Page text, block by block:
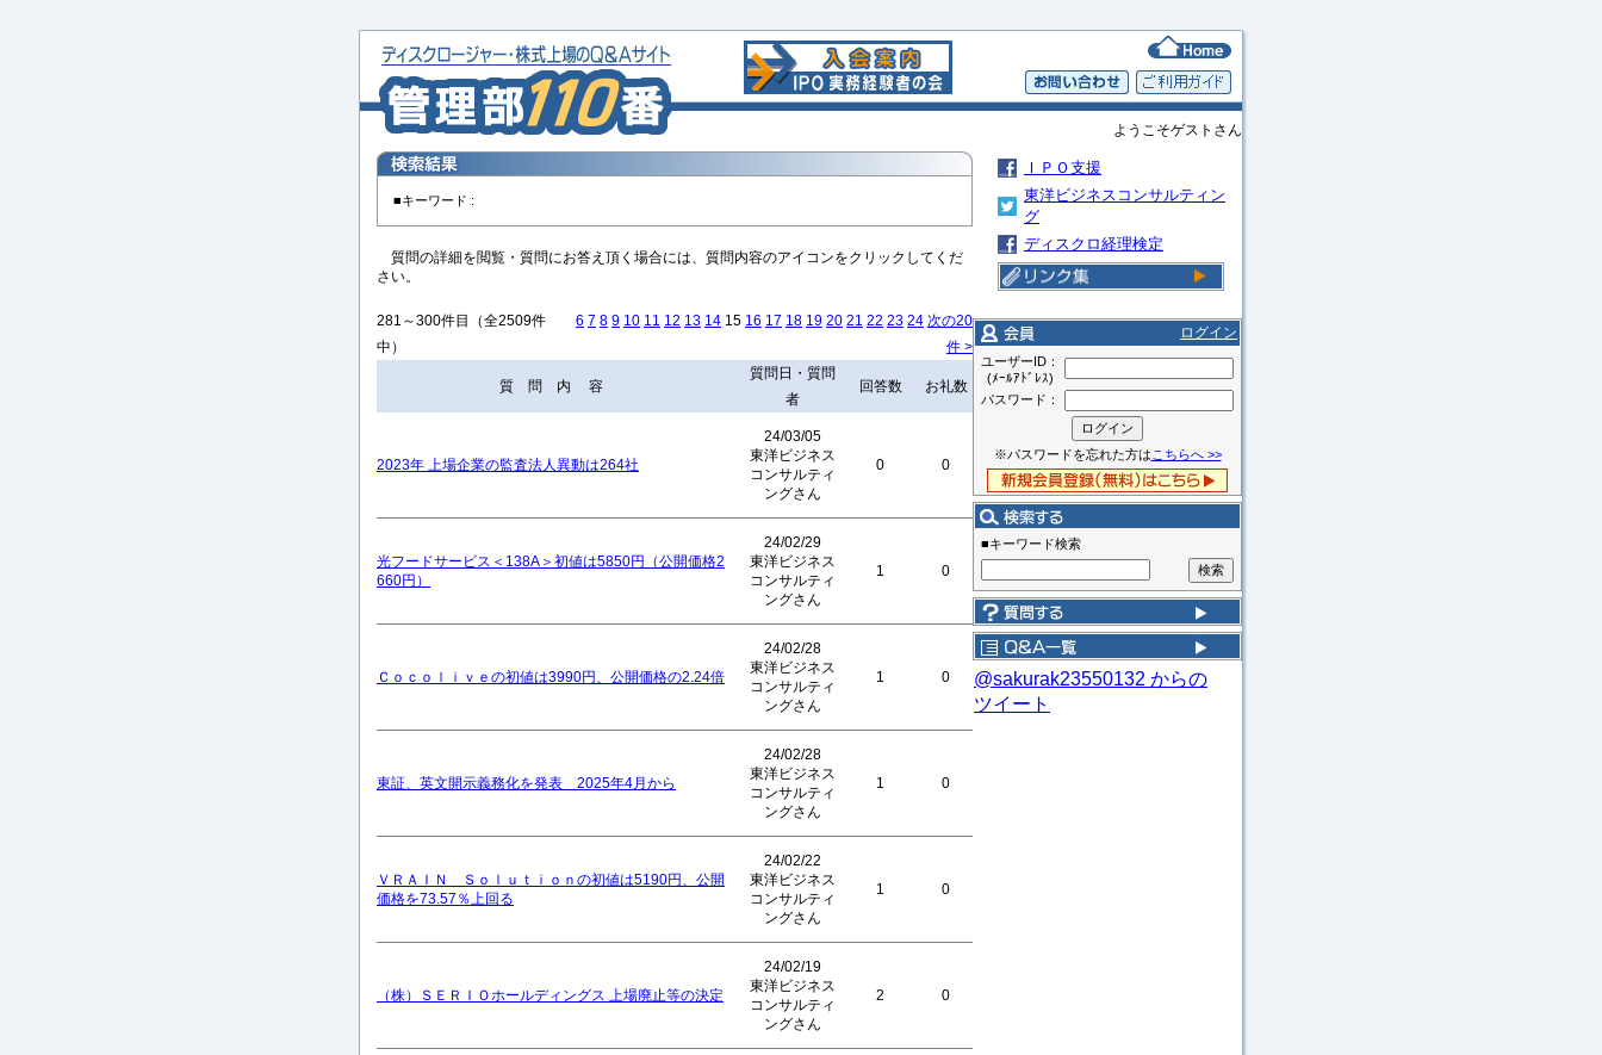
ようこそゲストさん
■キーワード :
質問の詳細を閲覧・質問にお答え頂く場合には、質問内容のアイコンをクリックしてくだ
さい。
281～300件目（全2509件
中）
6 7 8 9 10 11 12 13 14 15 16 17 18 19 20 21 22 23 24 次の20
件 >
質 問 内 容
質問日・質問
者
回答数 お礼数
2023年 上場企業の監査法人異動は264社
24/03/05
東洋ビジネス
コンサルティ
ングさん
0 0
光フードサービス＜138A＞初値は5850円（公開価格2
660円）
24/02/29
東洋ビジネス
コンサルティ
ングさん
1 0
Ｃｏｃｏｌｉｖｅの初値は3990円、公開価格の2.24倍
24/02/28
東洋ビジネス
コンサルティ
ングさん
1 0
東証、英文開示義務化を発表 2025年4月から
24/02/28
東洋ビジネス
コンサルティ
ングさん
1 0
ＶＲＡＩＮ Ｓｏｌｕｔｉｏｎの初値は5190円、公開
価格を73.57％上回る
24/02/22
東洋ビジネス
コンサルティ
ングさん
1 0
（株）ＳＥＲＩＯホールディングス 上場廃止等の決定
24/02/19
東洋ビジネス
コンサルティ
ングさん
2 0
ＩＰＯ支援
東洋ビジネスコンサルティン
グ
ディスクロ経理検定
ログイン
ユーザーID：
(ﾒｰﾙｱﾄﾞﾚｽ)
パスワード：
※パスワードを忘れた方は こちらへ >>
■キーワード検索
@sakurak23550132 からの
ツイート